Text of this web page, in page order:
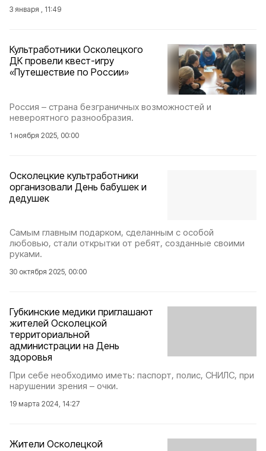
3 января , 11:49
Культработники Осколецкого
ДК провели квест-игру
«Путешествие по России»
Россия – страна безграничных возможностей и
невероятного разнообразия.
1 ноября 2025, 00:00
Осколецкие культработники
организовали День бабушек и
дедушек
Самым главным подарком, сделанным с особой
любовью, стали открытки от ребят, созданные своими
руками.
30 октября 2025, 00:00
Губкинские медики приглашают
жителей Осколецкой
территориальной
администрации на День
здоровья
При себе необходимо иметь: паспорт, полис, СНИЛС, при
нарушении зрения – очки.
19 марта 2024, 14:27
Жители Осколецкой